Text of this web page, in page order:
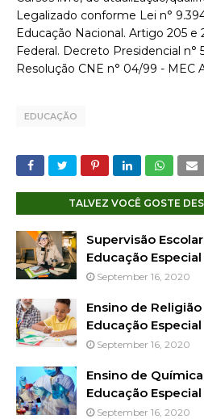
Legalizado conforme Lei n°
Educação Nacional. Artigo 205 e
Federal. Decreto Presidencial n°
Resolução CNE n° 04/99 - MEC
EDUCAÇÃO
TALVEZ VOCÊ GOSTE
Supervisão
Educação Especial
September 16, 2020
Ensino de
Educação Especial
September 16, 2020
Ensino de
Educação Especial
September 16, 2020